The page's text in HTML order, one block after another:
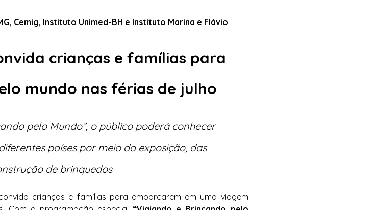
Cemig, Instituto Unimed-BH e Instituto Marina e Flávio
crianças e famílias para
mundo nas férias de julho
pelo Mundo”, o público poderá conhecer
países por meio da exposição, das
de brinquedos
crianças e famílias para embarcarem em uma viagem